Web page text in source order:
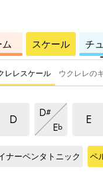
ウ
ク
レ
レ
スケール
ク
レ
レ
チ
レレスケール ウクレレの
ケール
スケール
D
ペルシアスケール
D#
ペルシアスケー
Eb
ペルシアスケ
E
ナーペンタトニック
ペ